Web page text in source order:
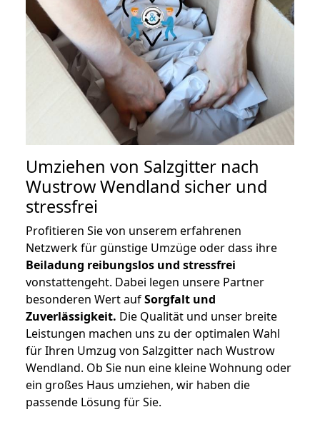
Umziehen von Salzgitter nach
Wustrow Wendland sicher und
stressfrei
Profitieren Sie von unserem erfahrenen
Netzwerk für günstige Umzüge oder dass ihre
Beiladung reibungslos und stressfrei
vonstattengeht. Dabei legen unsere Partner
besonderen Wert aufSorgfalt und
Zuverlässigkeit. Die Qualität und unser breite
Leistungen machen uns zu der optimalen Wahl
für Ihren Umzug von Salzgitter nach Wustrow
Wendland. Ob Sie nun eine kleine Wohnung oder
ein großes Haus umziehen, wir haben die
passende Lösung für Sie.